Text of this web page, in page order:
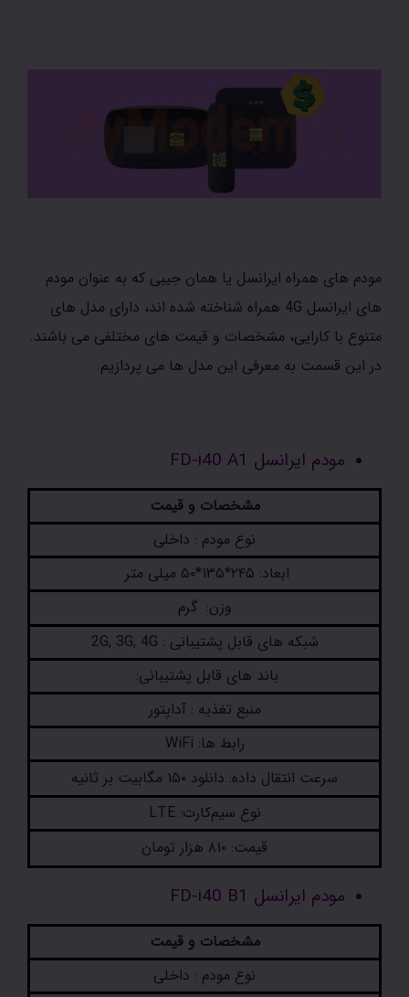
مودم های همراه ایرانسل یا همان جیبی که به عنوان مودم
های ایرانسل 4G همراه شناخته شده اند، دارای مدل های
متنوع با کارایی، مشخصات و قیمت های مختلفی می باشند.
در این قسمت به معرفی این مدل ها می پردازیم.
مودم ایرانسل FD-i40 A1
مشخصات و قیمت
نوع مودم : داخلی
ابعاد: ۲۴۵*۱۳۵*۵۰ میلی متر
وزن: گرم
شبکه های قابل پشتیبانی : 2G, 3G, 4G
باند های قابل پشتیبانی:
منبع تغذیه : آداپتور
رابط ها: WiFi
سرعت انتقال داده: دانلود ۱۵۰ مگابیت بر ثانیه
نوع سیم‌کارت: LTE
قیمت: ۸۱۰ هزار تومان
مودم ایرانسل FD-i40 B1
مشخصات و قیمت
نوع مودم : داخلی